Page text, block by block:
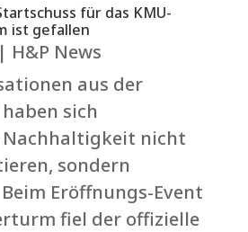
für das KMU-
ist gefallen
H&P News
aus der
sich
Nachhaltigkeit nicht
sondern
Eröffnungs-Event
fiel der offizielle